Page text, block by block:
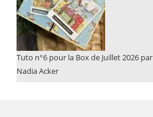
Tuto n°6 pour la Box de Juillet 2026 par
Nadia Acker